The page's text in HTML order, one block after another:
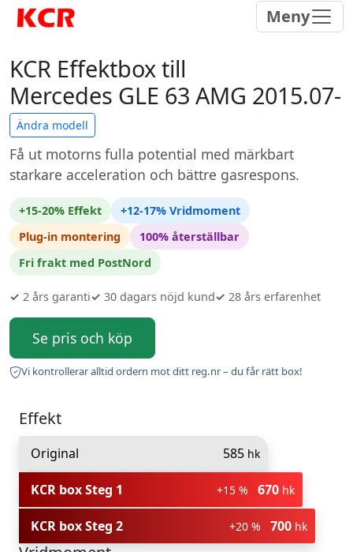
Meny
KCR Effektbox till
Mercedes GLE 63 AMG 2015.07-
Ändra modell
Få ut motorns fulla potential med märkbart
starkare acceleration och bättre gasrespons.
+15-20% Effekt
+12-17% Vridmoment
Plug-in montering
100% återställbar
Fri frakt med PostNord
✓ 2 års garanti✓ 30 dagars nöjd kund✓ 28 års erfarenhet
Se pris och köp
Vi kontrollerar alltid ordern mot ditt reg.nr – du får rätt box!
Effekt
Original 585 hk
KCR box Steg 1 +15 % 670 hk
KCR box Steg 2 +20 % 700 hk